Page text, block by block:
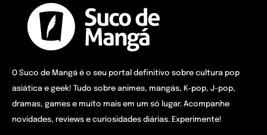
O Suco de Mangá é o seu portal definitivo sobre cultura pop
asiática e geek! Tudo sobre animes, mangás, K-pop, J-pop,
dramas, games e muito mais em um só lugar. Acompanhe
novidades, reviews e curiosidades diárias. Experimente!